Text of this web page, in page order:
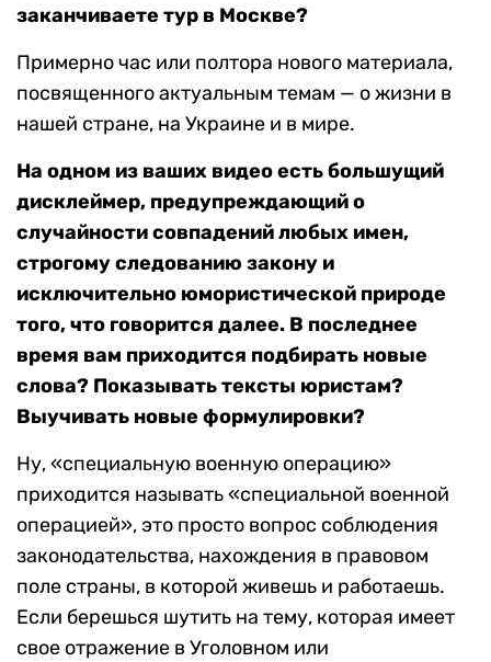
заканчиваете тур в Москве?
Примерно час или полтора нового материала,
посвященного актуальным темам — о жизни в
нашей стране, на Украине и в мире.
На одном из ваших видео есть большущий
дисклеймер, предупреждающий о
случайности совпадений любых имен,
строгому следованию закону и
исключительно юмористической природе
того, что говорится далее. В последнее
время вам приходится подбирать новые
слова? Показывать тексты юристам?
Выучивать новые формулировки?
Ну, «специальную военную операцию»
приходится называть «специальной военной
операцией», это просто вопрос соблюдения
законодательства, нахождения в правовом
поле страны, в которой живешь и работаешь.
Если берешься шутить на тему, которая имеет
свое отражение в Уголовном или